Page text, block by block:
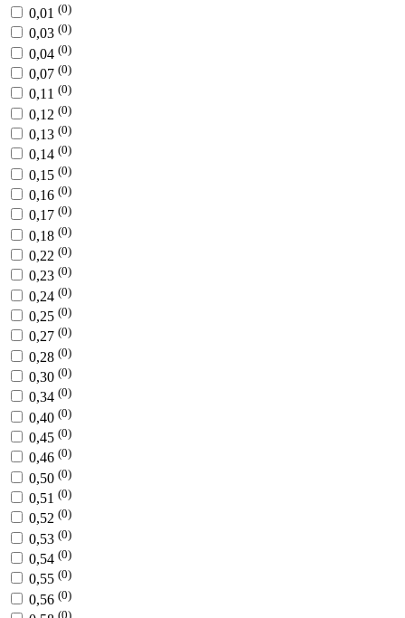
0,01 (0)
0,03 (0)
0,04 (0)
0,07 (0)
0,11 (0)
0,12 (0)
0,13 (0)
0,14 (0)
0,15 (0)
0,16 (0)
0,17 (0)
0,18 (0)
0,22 (0)
0,23 (0)
0,24 (0)
0,25 (0)
0,27 (0)
0,28 (0)
0,30 (0)
0,34 (0)
0,40 (0)
0,45 (0)
0,46 (0)
0,50 (0)
0,51 (0)
0,52 (0)
0,53 (0)
0,54 (0)
0,55 (0)
0,56 (0)
(0)